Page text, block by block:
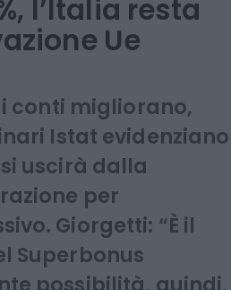
l’Italia resta
Ue
i conti migliorano,
Istat evidenziano
uscirà dalla
per
Giorgetti: “È il
Superbonus
possibilità, quindi,